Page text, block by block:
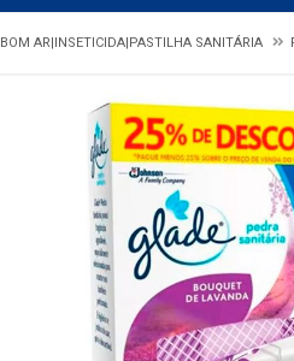
BOM AR|INSETICIDA|PASTILHA SANITÁRIA